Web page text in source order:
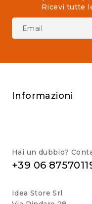
Ricevi tutte
Informazioni
Hai un dubbio?
+39 06
Idea Store Srl